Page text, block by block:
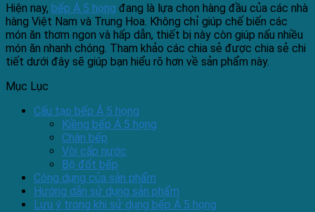
Hiện nay, bếp Á 5 họng đang là lựa chọn hàng đầu của các nhà
hàng Việt Nam và Trung Hoa. Không chỉ giúp chế biến các
món ăn thơm ngon và hấp dẫn, thiết bị này còn giúp nấu nhiều
món ăn nhanh chóng. Tham khảo các chia sẻ được chia sẻ chi
tiết dưới đây sẽ giúp bạn hiểu rõ hơn về sản phẩm này.
Mục Lục
Cấu tạo bếp Á 5 họng
Kiềng bếp Á 5 họng
Chân bếp
Vòi cấp nước
Bộ đốt bếp
Công dụng của sản phẩm
Hướng dẫn sử dụng sản phẩm
Lưu ý trong khi sử dụng bếp Á 5 họng